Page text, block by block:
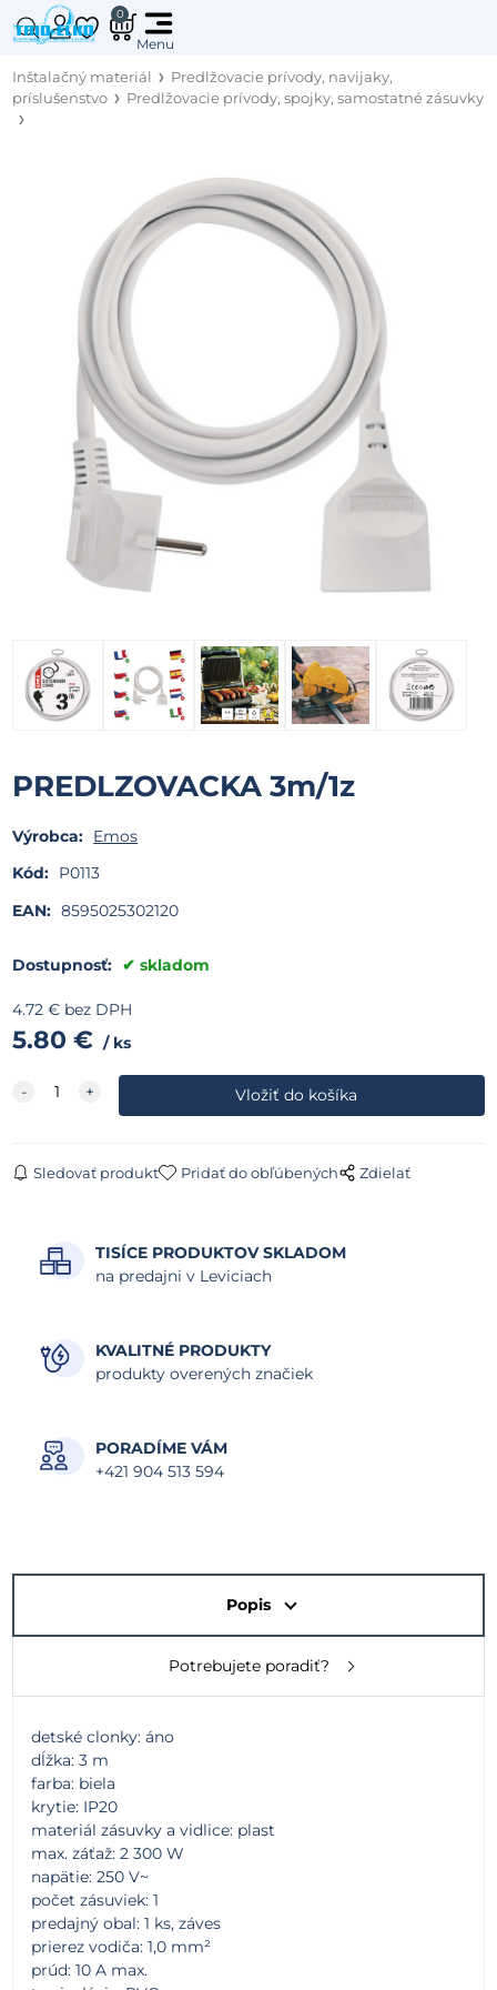
0
Inštalačný materiál
Predlžovacie prívody, navijaky,
príslušenstvo
Predlžovacie prívody, spojky, samostatné zásuvky
PREDLZOVACKA 3m/1z
Výrobca: Emos
Kód: P0113
EAN: 8595025302120
Dostupnosť: skladom
4.72 € bez DPH
5.80 € ks
Sledovať produkt Pridať do obľúbených Zdielať
TISÍCE PRODUKTOV SKLADOM
na predajni v Leviciach
KVALITNÉ PRODUKTY
produkty overených značiek
PORADÍME VÁM
+421 904 513 594
Popis
Potrebujete poradiť?
detské clonky: áno
dĺžka: 3 m
farba: biela
krytie: IP20
materiál zásuvky a vidlice: plast
max. záťaž: 2 300 W
napätie: 250 V~
počet zásuviek: 1
predajný obal: 1 ks, záves
prierez vodiča: 1,0 mm²
prúd: 10 A max.